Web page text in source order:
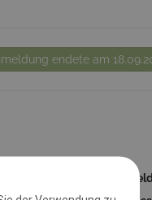
endete am
2.